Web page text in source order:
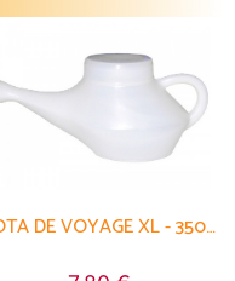
LOTA DE VOYAGE XL - 350 ML